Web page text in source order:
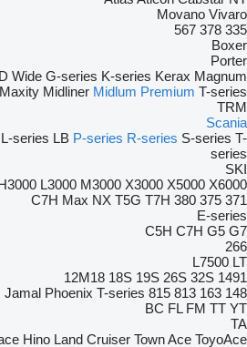
Movano Vivaro
335
378
567
Boxer
Porter
D Wide G-series K-series Kerax Magnum
Maxity Midliner Midlum Premium T-series
TRM
Scania
L-series LB P-series R-series S-series T-
series
SKI
L3000 M3000 X3000 X5000 X6000
371
375
380
C7H Max NX T5G T7H
E-series
C5H C7H G5 G7
266
L7500 LT
12M18 18S 19S 26S 32S 1491
148
163
813
815
Jamal Phoenix T-series
BC FL FM TT YT
TA
Hino Land Cruiser Town Ace ToyoAce